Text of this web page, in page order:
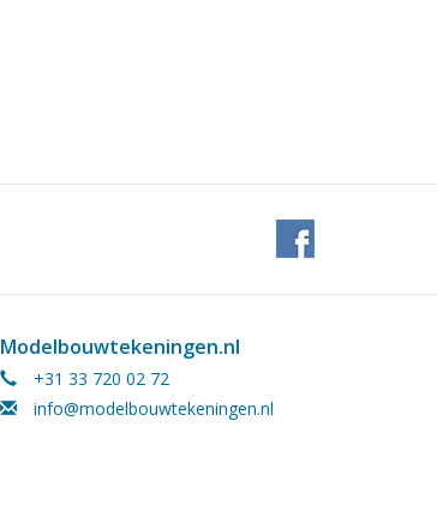
Modelbouwtekeningen.nl
+31 33 720 02 72
info@modelbouwtekeningen.nl